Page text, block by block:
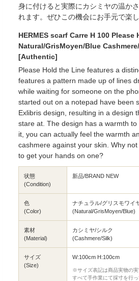
身に付けると実際にカシミヤの温か
れます。ぜひこの機会にお手元で楽
HERMES scarf Carre H 100
Natural/GrisMoyen/Blue
[Authentic]
Please Hold the Line features a
features a pattern made up of lines
while waiting for someone on the
started out on a notepad have been
Exlibris design, resulting in a design
stare at. The design has a warmth
it, you can actually feel the warmth
cashmere against your skin. Why
to get your hands on one?
状態
(Condition)
新品/BRAND NEW
色
(Color)
ナチュラル/グリスモワイ
(Natural/GrisMoyen/Blue)
素材
(Material)
カシミヤ/シルク
(Cashmere/Silk)
サイズ
(Size)
W:100cm H:100cm
※サイズ表記は商品実物の実
すべて手作業にて採寸を行